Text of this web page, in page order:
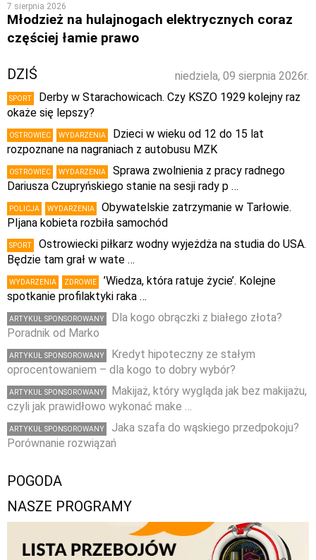
7 sierpnia 2026
Młodzież na hulajnogach elektrycznych coraz
częściej łamie prawo
niedziela, 09 sierpnia 2026r.
DZIŚ
SPORT
Derby w Starachowicach. Czy KSZO 1929 kolejny raz
okaże się lepszy?
OSTROWIEC WYDARZENIA
Dzieci w wieku od 12 do 15 lat
rozpoznane na nagraniach z autobusu MZK
OSTROWIEC WYDARZENIA
Sprawa zwolnienia z pracy radnego
Dariusza Czupryńskiego stanie na sesji rady p …
POLICJA WYDARZENIA
Obywatelskie zatrzymanie w Tarłowie.
PIjana kobieta rozbiła samochód
SPORT
Ostrowiecki piłkarz wodny wyjeżdża na studia do USA.
Będzie tam grał w wate …
WYDARZENIA ZDROWIE
’Wiedza, która ratuje życie’. Kolejne
spotkanie profilaktyki raka …
ARTYKUŁ SPONSOROWANY
Dla kogo obrączki z białego złota?
Poradnik od Marko
ARTYKUŁ SPONSOROWANY
Kredyt hipoteczny ze stałym
oprocentowaniem – dla kogo to dobry wybór?
ARTYKUŁ SPONSOROWANY
Makijaż, który wygląda jak bez makijażu,
czyli jak prawidłowo wykonać make …
ARTYKUŁ SPONSOROWANY
Jaka szafa do wąskiego przedpokoju?
Porównanie rozwiązań
POGODA
NASZE PROGRAMY